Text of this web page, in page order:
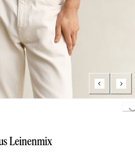
Loading...
Leinenmix